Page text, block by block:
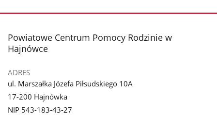
stopka
Powiatowe Centrum Pomocy Rodzinie w
Hajnówce
ADRES
ul. Marszałka Józefa Piłsudskiego 10A
17-200 Hajnówka
NIP 543-183-43-27